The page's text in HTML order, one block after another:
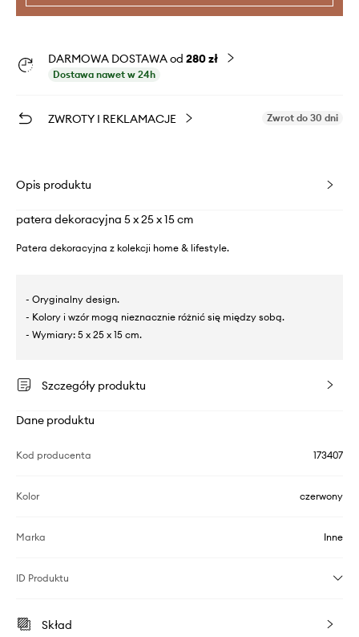
DARMOWA DOSTAWA od 280 zł
Dostawa nawet w 24h
ZWROTY I REKLAMACJE Zwrot do 30 dni
Opis produktu
patera dekoracyjna 5 x 25 x 15 cm
Patera dekoracyjna z kolekcji home & lifestyle.
- Oryginalny design.
- Kolory i wzór mogą nieznacznie różnić się między sobą.
- Wymiary: 5 x 25 x 15 cm.
Szczegóły produktu
Dane produktu
Kod producenta 173407
Kolor czerwony
Marka Inne
ID Produktu
Skład